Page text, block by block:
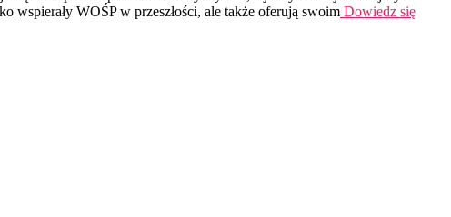
WOŚP w przeszłości, ale także oferują swoim Dowiedz się